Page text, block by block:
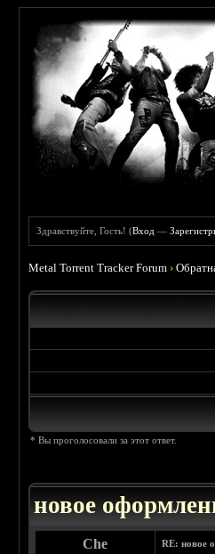
Здравствуйте, Гость! (Вход —
Metal Torrent Tracker Forum ›
* Вы проголосовали за этот ответ.
новое
Che RE: новое